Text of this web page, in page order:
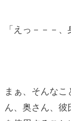
「えっ－－－
まぁ、そんな
ん、奥さん、